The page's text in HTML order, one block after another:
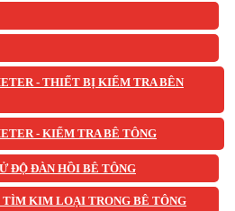
- THIẾT BỊ KIỂM TRA BÊN
- KIỂM TRA BÊ TÔNG
ĐỘ ĐÀN HỒI BÊ TÔNG
KIM LOẠI TRONG BÊ TÔNG